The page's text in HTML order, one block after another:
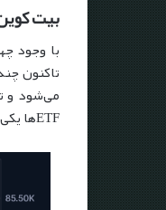
بیت
با وجود
ETFها یکی از دلایل حفظ ثبات بیت کوین است.